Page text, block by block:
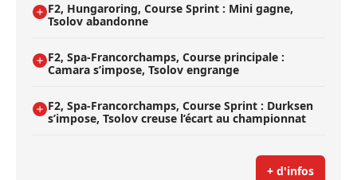
F2, Hungaroring, Course Sprint : Mini gagne,
Tsolov abandonne
F2, Spa-Francorchamps, Course principale :
Camara s’impose, Tsolov engrange
F2, Spa-Francorchamps, Course Sprint : Durksen
s’impose, Tsolov creuse l’écart au championnat
+ d'infos